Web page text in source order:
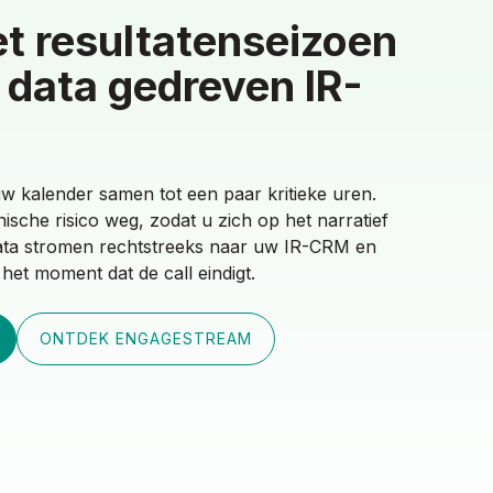
resultatenseizoen
gedreven IR-
kalender samen tot een paar kritieke uren.
risico weg, zodat u zich op het narratief
stromen rechtstreeks naar uw IR-CRM en
moment dat de call eindigt.
ONTDEK ENGAGESTREAM
dat uw
geeft
door toegewijde engineers en live dekking
geeft uw boodschap het gewicht dat ze
technische haperingen die de resultaten zelf
voor uw
reikt dan de
een asset voor uw reputatie. EngageStream
en de post-event assets om die kwaliteit
de live uitzending tot de on-demand replay
wordt verspreid.
ONTDEK ENGAGESTREAM